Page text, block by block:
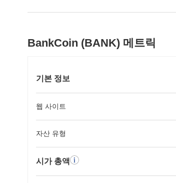
BankCoin (BANK) 메트릭
기본 정보
웹 사이트
자산 유형
시가 총액